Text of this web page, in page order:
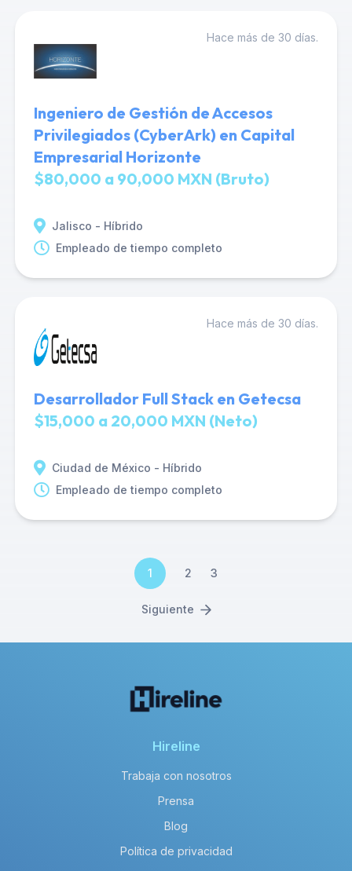
Hace más de 30 días.
Ingeniero de Gestión de Accesos
Privilegiados (CyberArk) en Capital
Empresarial Horizonte
$80,000 a 90,000 MXN (Bruto)
Jalisco - Híbrido
Empleado de tiempo completo
Hace más de 30 días.
Desarrollador Full Stack en Getecsa
$15,000 a 20,000 MXN (Neto)
Ciudad de México - Híbrido
Empleado de tiempo completo
1 2 3
Siguiente
Hireline
Trabaja con nosotros
Prensa
Blog
Política de privacidad